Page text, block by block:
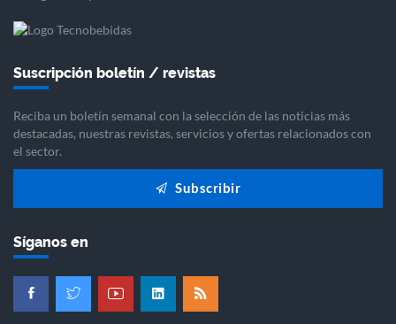
Suscripción boletín / revistas
Reciba un boletín semanal con la selección de las noticias más
destacadas, nuestras revistas, servicios y ofertas relacionados con
el sector.
Subscribir
Síganos en